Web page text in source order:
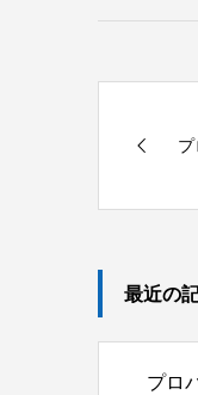
っ迫の
事。Ｇ
最近の
プロ